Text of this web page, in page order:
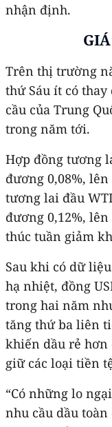
nhận định.
Trên thị trường
thứ Sáu ít có
cầu của Trung
trong năm tới.
Hợp đồng tương
đương 0,08%,
tương lai đầu
đương 0,12%, lên
thúc tuần giảm
Sau khi có dữ
hạ nhiệt, đồng
trong hai năm
tăng thứ ba liên
khiến dầu rẻ
giữ các loại tiền
“Có những lo
nhu cầu dầu